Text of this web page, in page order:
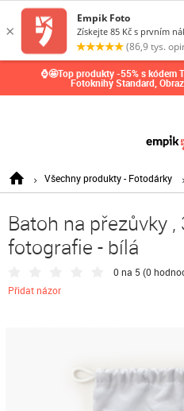
⌚🤩Top produkty -55% s kódem
Fotoknihy Standard,
Všechny produkty - Fotodárky
Batoh na přezůvky
fotografie - bílá
0 na 5 (0
Přidat názor